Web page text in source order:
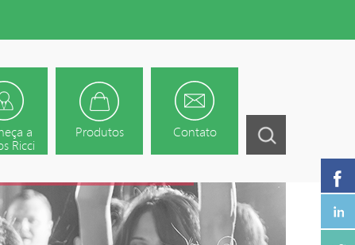
a
Ricci
Produtos Contato